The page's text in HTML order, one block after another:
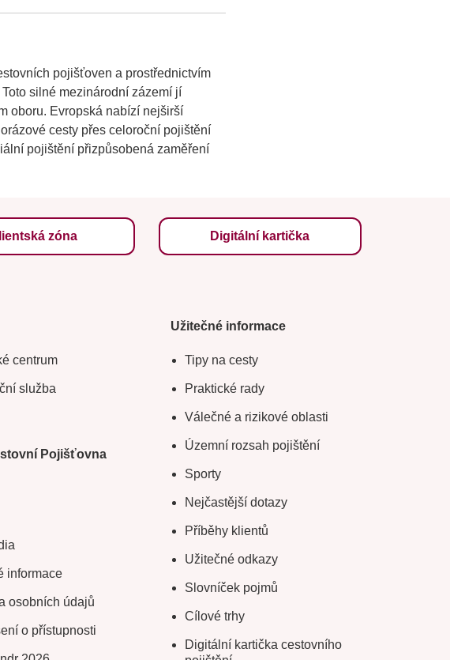
pojišťoven a prostřednictvím
silné mezinárodní zázemí jí
oboru. Evropská nabízí nejširší
cesty přes celoroční pojištění
pojištění přizpůsobená zaměření
zóna Digitální kartička
centrum
služba
Pojišťovna
informace
osobních údajů
o přístupnosti
Užitečné informace
Tipy na cesty
Praktické rady
Válečné a rizikové oblasti
Územní rozsah pojištění
Sporty
Nejčastější dotazy
Příběhy klientů
Užitečné odkazy
Slovníček pojmů
Cílové trhy
Digitální kartička cestovního